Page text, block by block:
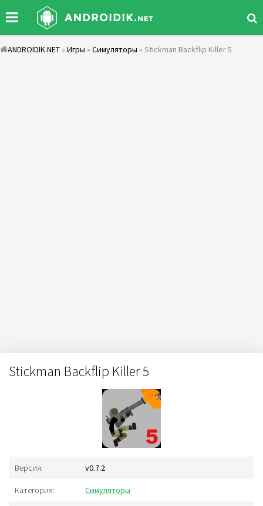
ANDROIDIK.NET » Игры » Симуляторы » Stickman Backflip Killer 5
Stickman Backflip Killer 5
Версия: v0.7.2
Категория: Симуляторы